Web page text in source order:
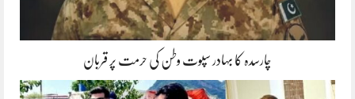
چارسدہ کا بہادر سپوت وطن کی حرمت پر قربان